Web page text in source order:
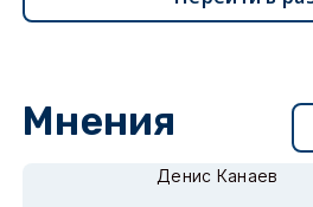
Мнения
Денис Канаев